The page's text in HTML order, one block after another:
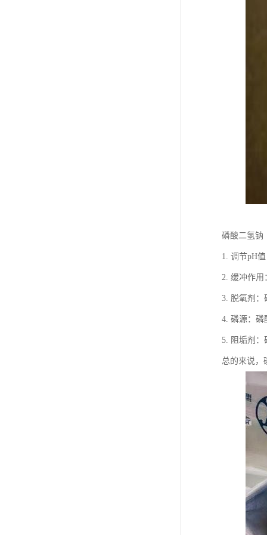
磷酸二氢钠
1. 调节pH
2. 缓冲作用
3. 脱氧剂：
4. 磷源：磷
5. 阻垢剂：
总的来说，